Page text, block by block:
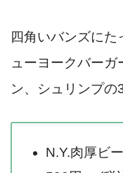
四角いバンズに
ューヨークバー
ン、シュリンプの
N.Y.肉厚